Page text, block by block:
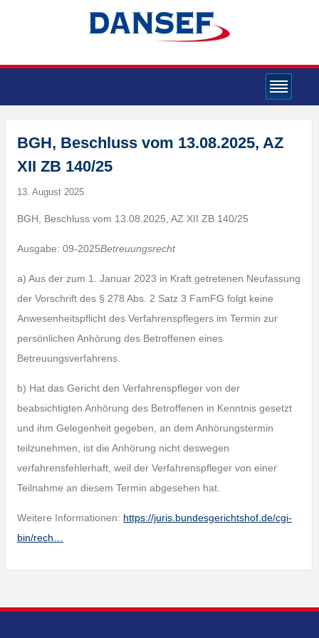
BGH, Beschluss vom 13.08.2025, AZ
XII ZB 140/25
13. August 2025
BGH, Beschluss vom 13.08.2025, AZ XII ZB 140/25
Ausgabe: 09-2025Betreuungsrecht
a) Aus der zum 1. Januar 2023 in Kraft getretenen Neufassung
der Vorschrift des § 278 Abs. 2 Satz 3 FamFG folgt keine
Anwesenheitspflicht des Verfahrenspflegers im Termin zur
persönlichen Anhörung des Betroffenen eines
Betreuungsverfahrens.
b) Hat das Gericht den Verfahrenspfleger von der
beabsichtigten Anhörung des Betroffenen in Kenntnis gesetzt
und ihm Gelegenheit gegeben, an dem Anhörungstermin
teilzunehmen, ist die Anhörung nicht deswegen
verfahrensfehlerhaft, weil der Verfahrenspfleger von einer
Teilnahme an diesem Termin abgesehen hat.
Weitere Informationen: https://juris.bundesgerichtshof.de/cgi-
bin/rech…